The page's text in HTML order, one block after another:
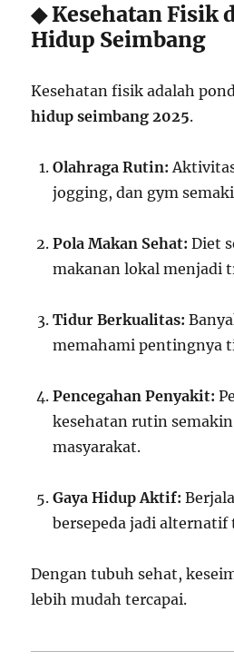
◆ Kesehatan Fisik
Hidup Seimbang
Kesehatan fisik adalah
hidup seimbang 2025.
Olahraga Rutin:
jogging, dan gym
Pola Makan Sehat: Diet
makanan lokal menjadi
Tidur Berkualitas:
memahami pentingnya
Pencegahan Penyakit:
kesehatan rutin
masyarakat.
Gaya Hidup Aktif:
bersepeda jadi alternatif
Dengan tubuh sehat,
lebih mudah tercapai.